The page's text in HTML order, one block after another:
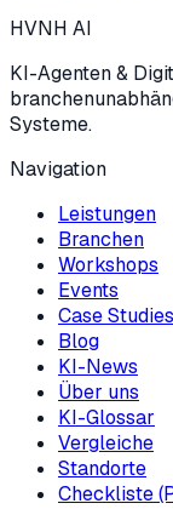
HVNH AI
KI-Agenten &
Systeme.
Navigation
Leistungen
Branchen
Workshops
Events
Case Studies
Blog
KI-News
Über uns
KI-Glossar
Vergleiche
Standorte
Checkliste